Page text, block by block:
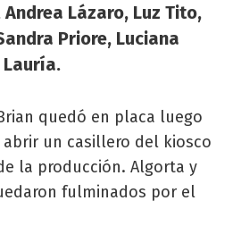
Lázaro, Luz Tito,
Priore, Luciana
Lauría.
quedó en placa luego
un casillero del kiosco
la producción. Algorta y
fulminados por el